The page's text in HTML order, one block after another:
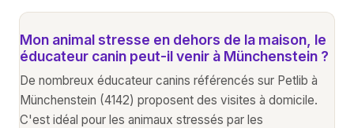
Mon animal stresse en dehors de la maison, le
éducateur canin peut-il venir à Münchenstein ?
De nombreux éducateur canins référencés sur Petlib à
Münchenstein (4142) proposent des visites à domicile.
C'est idéal pour les animaux stressés par les